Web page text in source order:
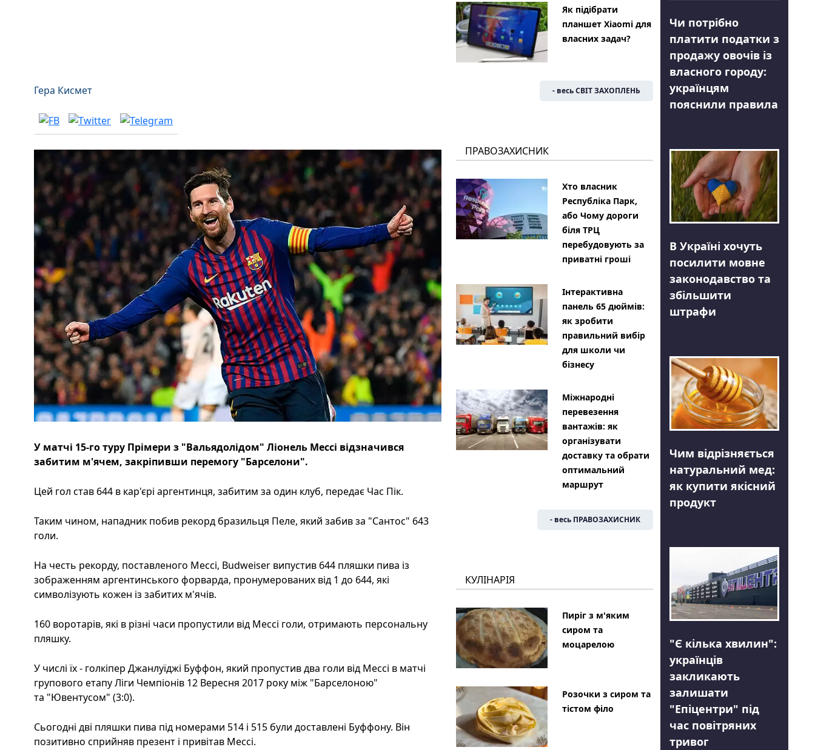
Гера Кисмет
У матчі 15-го туру Прімери з "Вальядолідом" Ліонель Мессі відзначився
забитим м'ячем, закріпивши перемогу "Барселони".
Цей гол став 644 в кар'єрі аргентинця, забитим за один клуб, передає Час Пік.
Таким чином, нападник побив рекорд бразильця Пеле, який забив за "Сантос" 643
голи.
На честь рекорду, поставленого Мессі, Budweiser випустив 644 пляшки пива із
зображенням аргентинського форварда, пронумерованих від 1 до 644, якi
символізують кожен із забитих м'ячів.
160 воротарів, які в різні часи пропустили від Мессі голи, отримають персональну
пляшку.
У числі їх - голкіпер Джанлуїджі Буффон, який пропустив два голи від Мессі в матчі
групового етапу Ліги Чемпіонів 12 Вересня 2017 року між "Барселоною"
та "Ювентусом" (3:0).
Сьогодні дві пляшки пива під номерами 514 і 515 були доставлені Буффону. Він
позитивно сприйняв презент і привітав Мессі.
Як підібрати
планшет Xiaomi для
власних задач?
- весь СВІТ ЗАХОПЛЕНЬ
ПРАВОЗАХИСНИК
Хто власник
Республіка Парк,
або Чому дороги
біля ТРЦ
перебудовують за
приватні гроші
Інтерактивна
панель 65 дюймів:
як зробити
правильний вибір
для школи чи
бізнесу
Міжнародні
перевезення
вантажів: як
організувати
доставку та обрати
оптимальний
маршрут
- весь ПРАВОЗАХИСНИК
КУЛІНАРІЯ
Пиріг з м'яким
сиром та
моцарелою
Розочки з сиром та
тістом філо
Чи потрібно
платити податки з
продажу овочів із
власного городу:
українцям
пояснили правила
В Україні хочуть
посилити мовне
законодавство та
збільшити
штрафи
Чим відрізняється
натуральний мед:
як купити якісний
продукт
"Є кілька хвилин":
українців
закликають
залишати
"Епіцентри" під
час повітряних
тривог